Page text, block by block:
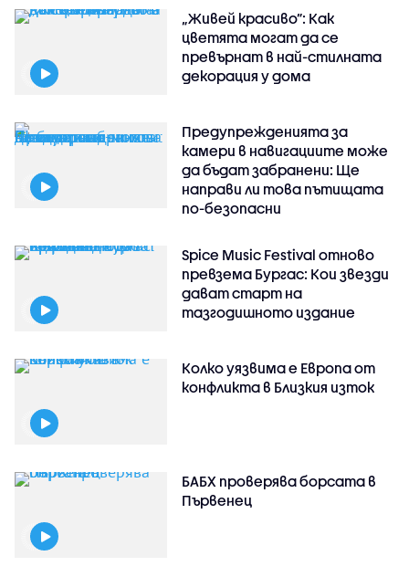
„Живей красиво”: Как
цветята могат да се
превърнат в най-стилната
декорация у дома
Предупрежденията за
камери в навигациите може
да бъдат забранени: Ще
направи ли това пътищата
по-безопасни
Spice Music Festival отново
превзема Бургас: Кои звезди
дават старт на
тазгодишното издание
Колко уязвима е Европа от
конфликта в Близкия изток
БАБХ проверява борсата в
Първенец